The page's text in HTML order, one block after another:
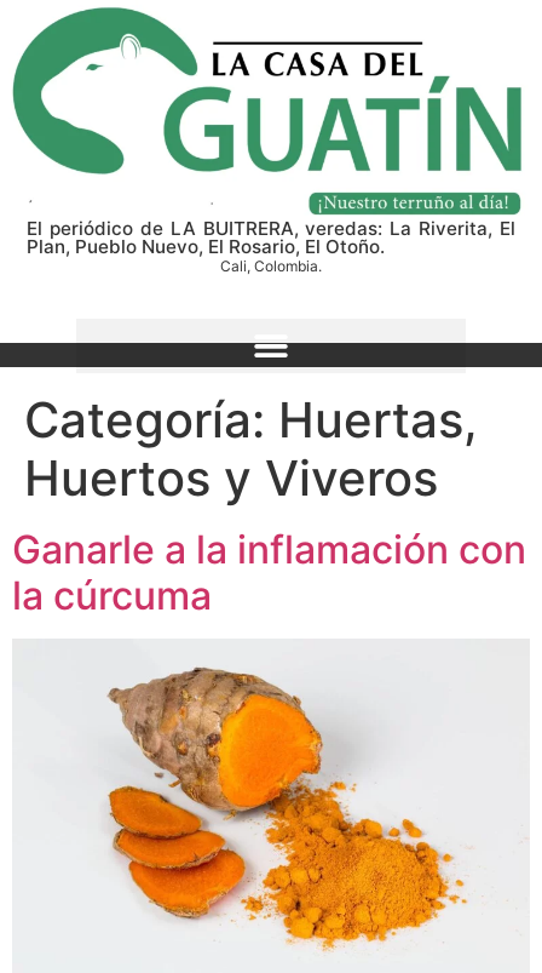
El periódico de LA BUITRERA, veredas: La Riverita, El
Plan, Pueblo Nuevo, El Rosario, El Otoño.
Cali, Colombia.
Categoría: Huertas,
Huertos y Viveros
Ganarle a la inflamación con
la cúrcuma